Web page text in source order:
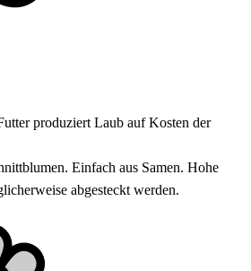
produziert Laub auf Kosten der
Einfach aus Samen. Hohe
abgesteckt werden.